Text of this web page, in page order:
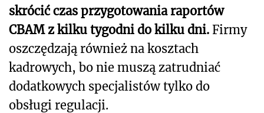
skrócić czas przygotowania raportów
CBAM z kilku tygodni do kilku dni. Firmy
oszczędzają również na kosztach
kadrowych, bo nie muszą zatrudniać
dodatkowych specjalistów tylko do
obsługi regulacji.